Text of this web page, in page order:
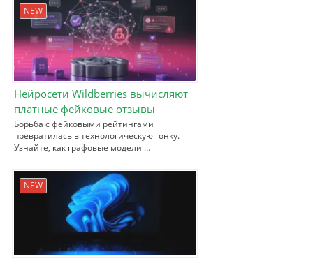
NEW
Нейросети Wildberries вычисляют
платные фейковые отзывы
Борьба с фейковыми рейтингами
превратилась в технологическую гонку.
Узнайте, как графовые модели …
NEW